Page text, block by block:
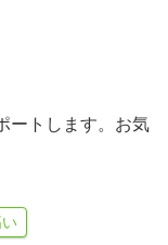
ートします。お気